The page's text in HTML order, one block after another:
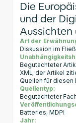
Die
und der
Aussichten
Art der
Diskussion im
Begutachteter
XML; der Artikel
Quellen für diesen
Quellentyp:
Begutachteter
Batteries, MDPI
Jahr: